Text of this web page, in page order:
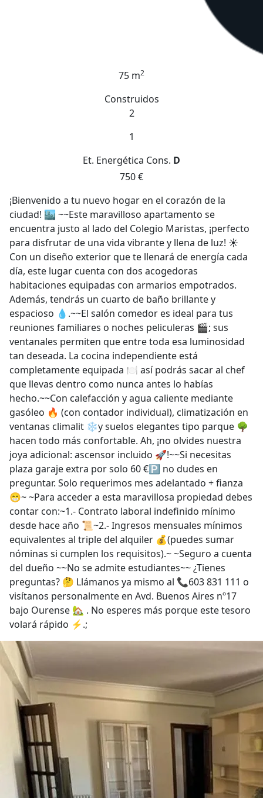
75 m2
Construidos
2
1
Et. Energética Cons. D
750 €
¡Bienvenido a tu nuevo hogar en el corazón de la
ciudad! 🏙️ ~~Este maravilloso apartamento se
encuentra justo al lado del Colegio Maristas, ¡perfecto
para disfrutar de una vida vibrante y llena de luz! ☀️
Con un diseño exterior que te llenará de energía cada
día, este lugar cuenta con dos acogedoras
habitaciones equipadas con armarios empotrados.
Además, tendrás un cuarto de baño brillante y
espacioso 💧.~~El salón comedor es ideal para tus
reuniones familiares o noches peliculeras 🎬; sus
ventanales permiten que entre toda esa luminosidad
tan deseada. La cocina independiente está
completamente equipada 🍽️ así podrás sacar al chef
que llevas dentro como nunca antes lo habías
hecho.~~Con calefacción y agua caliente mediante
gasóleo 🔥 (con contador individual), climatización en
ventanas climalit ❄️y suelos elegantes tipo parque 🌳
hacen todo más confortable. Ah, ¡no olvides nuestra
joya adicional: ascensor incluido 🚀!~~Si necesitas
plaza garaje extra por solo 60 €🅿️ no dudes en
preguntar. Solo requerimos mes adelantado + fianza
😁~ ~Para acceder a esta maravillosa propiedad debes
contar con:~1.- Contrato laboral indefinido mínimo
desde hace año 📜~2.- Ingresos mensuales mínimos
equivalentes al triple del alquiler 💰(puedes sumar
nóminas si cumplen los requisitos).~ ~Seguro a cuenta
del dueño ~~No se admite estudiantes~~ ¿Tienes
preguntas? 🤔 Llámanos ya mismo al 📞603 831 111 o
visítanos personalmente en Avd. Buenos Aires nº17
bajo Ourense 🏡 . No esperes más porque este tesoro
volará rápido ⚡.;